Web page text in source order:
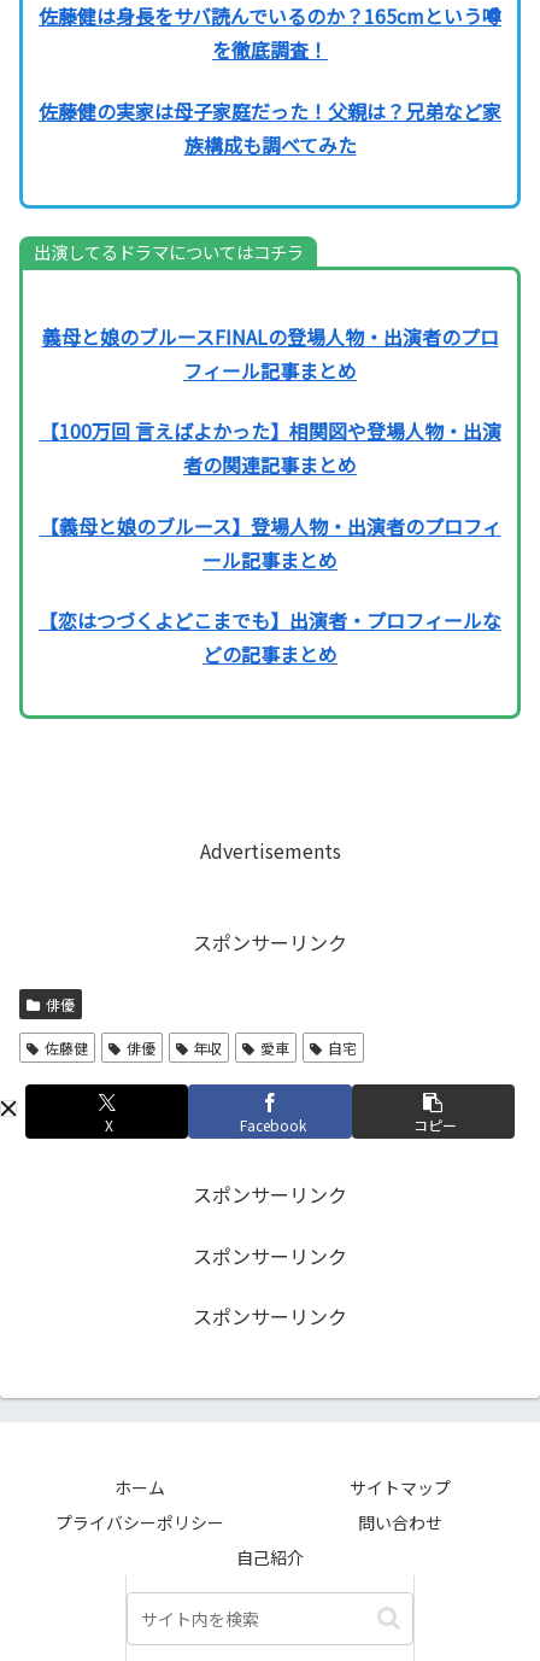
佐藤健は身長をサバ読んでいるのか？165cmという噂
を徹底調査！
佐藤健の実家は母子家庭だった！父親は？兄弟など家
族構成も調べてみた
出演してるドラマについてはコチラ
義母と娘のブルースFINALの登場人物・出演者のプロ
フィール記事まとめ
【100万回 言えばよかった】相関図や登場人物・出演
者の関連記事まとめ
【義母と娘のブルース】登場人物・出演者のプロフィ
ール記事まとめ
【恋はつづくよどこまでも】出演者・プロフィールな
どの記事まとめ
Advertisements
スポンサーリンク
俳優
佐藤健 俳優 年収 愛車 自宅
X Facebook コピー
スポンサーリンク
スポンサーリンク
スポンサーリンク
ホーム
サイトマップ
プライバシーポリシー
問い合わせ
自己紹介